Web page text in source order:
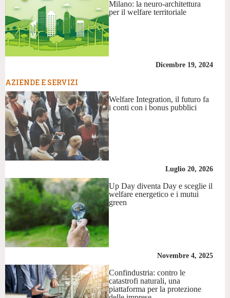
Milano: la neuro-architettura
per il welfare territoriale
Dicembre 19, 2024
AZIENDE E SERVIZI
Welfare Integration, il futuro fa
i conti con i bonus pubblici
Luglio 20, 2026
Up Day diventa Day e sceglie il
welfare energetico e i mutui
green
Novembre 4, 2025
Confindustria: contro le
catastrofi naturali, una
piattaforma per la protezione